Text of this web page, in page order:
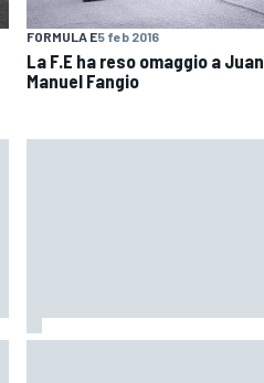
FORMULA E5 feb 2016
La F.E ha reso omaggio a Juan
Manuel Fangio